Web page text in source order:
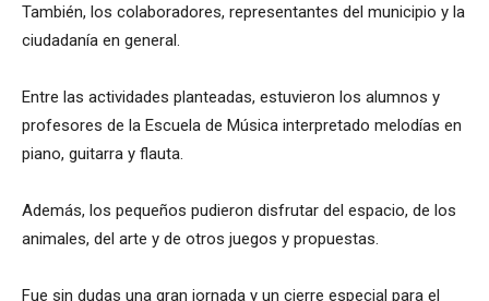
También, los colaboradores, representantes del municipio y la
ciudadanía en general.
Entre las actividades planteadas, estuvieron los alumnos y
profesores de la Escuela de Música interpretado melodías en
piano, guitarra y flauta.
Además, los pequeños pudieron disfrutar del espacio, de los
animales, del arte y de otros juegos y propuestas.
Fue sin dudas una gran jornada y un cierre especial para el